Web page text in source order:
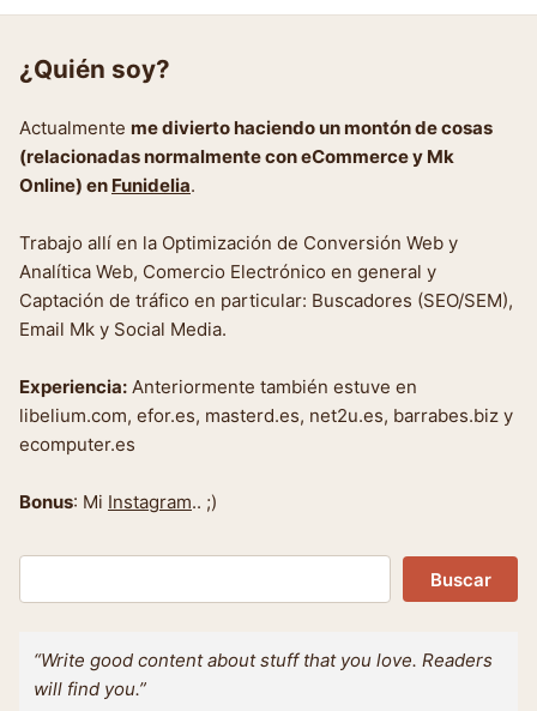
¿Quién soy?
Actualmente me divierto haciendo un montón de cosas
(relacionadas normalmente con eCommerce y Mk
Online) en Funidelia.
Trabajo allí en la Optimización de Conversión Web y
Analítica Web, Comercio Electrónico en general y
Captación de tráfico en particular: Buscadores (SEO/SEM),
Email Mk y Social Media.
Experiencia: Anteriormente también estuve en
libelium.com, efor.es, masterd.es, net2u.es, barrabes.biz y
ecomputer.es
Bonus: Mi Instagram.. ;)
Buscar
“Write good content about stuff that you love. Readers
will find you.”